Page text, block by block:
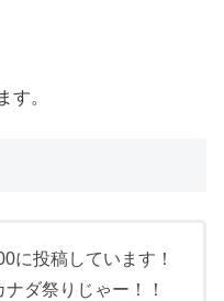
す。
に投稿しています！
ダ祭りじゃー！！